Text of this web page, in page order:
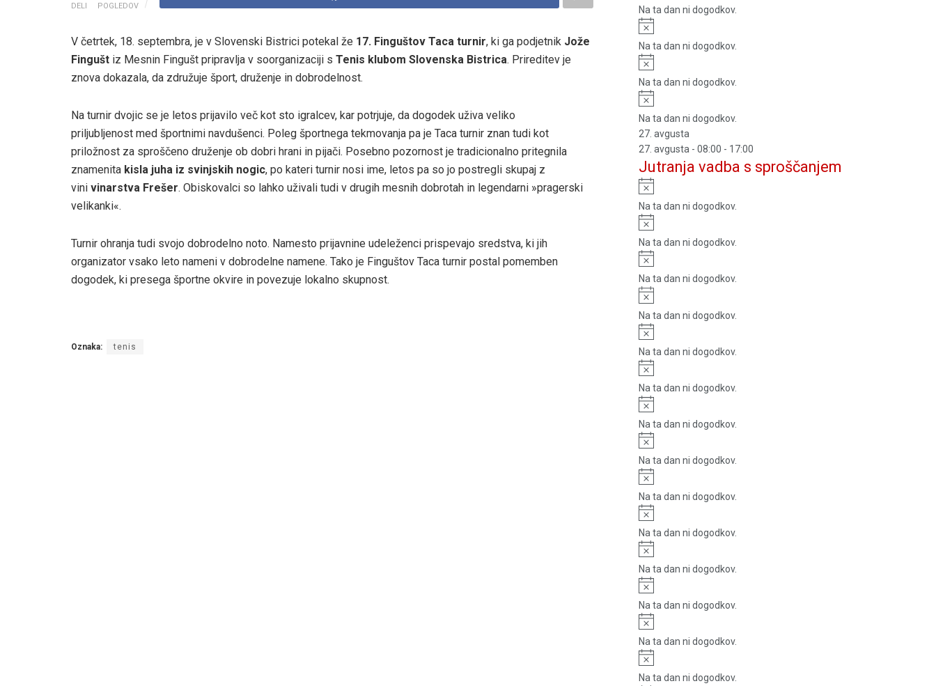
DELI POGLEDOV
V četrtek, 18. septembra, je v Slovenski Bistrici potekal že 17. Finguštov Taca turnir, ki ga podjetnik Jože
Fingušt iz Mesnin Fingušt pripravlja v soorganizaciji s Tenis klubom Slovenska Bistrica. Prireditev je
znova dokazala, da združuje šport, druženje in dobrodelnost.
Na turnir dvojic se je letos prijavilo več kot sto igralcev, kar potrjuje, da dogodek uživa veliko
priljubljenost med športnimi navdušenci. Poleg športnega tekmovanja pa je Taca turnir znan tudi kot
priložnost za sproščeno druženje ob dobri hrani in pijači. Posebno pozornost je tradicionalno pritegnila
znamenita kisla juha iz svinjskih nogic, po kateri turnir nosi ime, letos pa so jo postregli skupaj z
vini vinarstva Frešer. Obiskovalci so lahko uživali tudi v drugih mesnih dobrotah in legendarni »pragerski
velikanki«.
Turnir ohranja tudi svojo dobrodelno noto. Namesto prijavnine udeleženci prispevajo sredstva, ki jih
organizator vsako leto nameni v dobrodelne namene. Tako je Finguštov Taca turnir postal pomemben
dogodek, ki presega športne okvire in povezuje lokalno skupnost.
Oznaka: tenis
Na ta dan ni dogodkov.
Notice
Na ta dan ni dogodkov.
Notice
Na ta dan ni dogodkov.
Notice
Na ta dan ni dogodkov.
27. avgusta
27. avgusta - 08:00 - 17:00
Jutranja vadba s sproščanjem
Notice
Na ta dan ni dogodkov.
Notice
Na ta dan ni dogodkov.
Notice
Na ta dan ni dogodkov.
Notice
Na ta dan ni dogodkov.
Notice
Na ta dan ni dogodkov.
Notice
Na ta dan ni dogodkov.
Notice
Na ta dan ni dogodkov.
Notice
Na ta dan ni dogodkov.
Notice
Na ta dan ni dogodkov.
Notice
Na ta dan ni dogodkov.
Notice
Na ta dan ni dogodkov.
Notice
Na ta dan ni dogodkov.
Notice
Na ta dan ni dogodkov.
Notice
Na ta dan ni dogodkov.